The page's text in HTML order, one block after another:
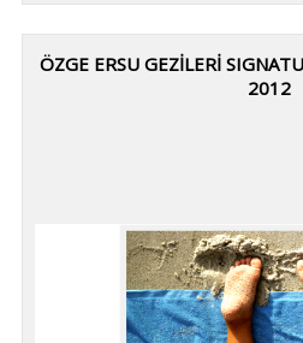
ÖZGE ERSU GEZİLERİ
2012